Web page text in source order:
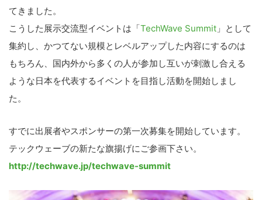
てきました。
こうした展示交流型イベントは「TechWave Summit 」として
集約し、かつてない規模とレベルアップした内容にするのは
もちろん、国内外から多くの人が参加し互いが刺激し合える
ような日本を代表するイベントを目指し活動を開始しまし
た。
すでに出展者やスポンサーの第一次募集を開始しています。
テックウェーブの新たな旗揚げにご参画下さい。
http://techwave.jp/techwave-summit